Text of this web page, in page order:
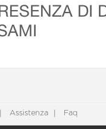
DI
Assistenza Faq